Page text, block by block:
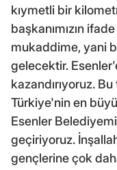
kıymetli bir
başkanımızın
mukaddime, yani
gelecektir.
kazandırıyoruz.
Türkiye'nin en
Esenler
geçiriyoruz.
gençlerine çok